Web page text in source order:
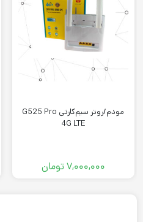
مودم/روتر سیم‌کارتی G525 Pro
4G LTE
۷,۰۰۰,۰۰۰تومان